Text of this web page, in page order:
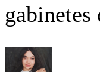
gabinetes